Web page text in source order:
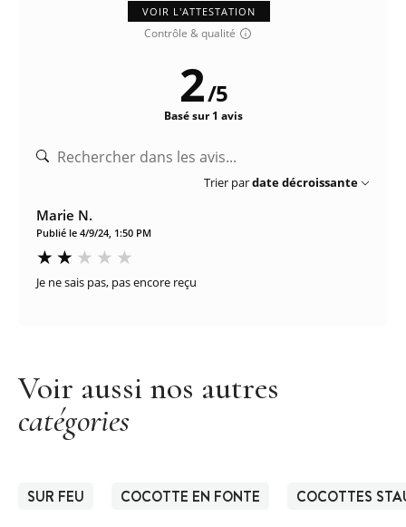
VOIR L'ATTESTATION
Contrôle & qualité
2/5
Basé sur 1 avis
Trier pardate décroissante
Marie N.
Publié le 4/9/24, 1:50 PM
Je ne sais pas, pas encore reçu
Voir aussi nos autres
catégories
SUR FEU COCOTTE EN FONTE COCOTTES